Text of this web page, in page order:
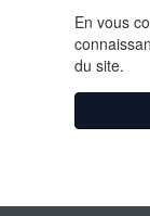
En vous
du site.